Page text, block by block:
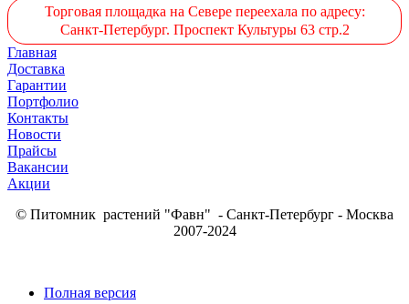
Торговая площадка на Севере переехала по адресу:
Санкт-Петербург. Проспект Культуры 63 стр.2
Главная
Доставка
Гарантии
Портфолио
Контакты
Новости
Прайсы
Вакансии
Акции
© Питомник растений "Фавн" - Санкт-Петербург - Москва
2007-2024
Полная версия